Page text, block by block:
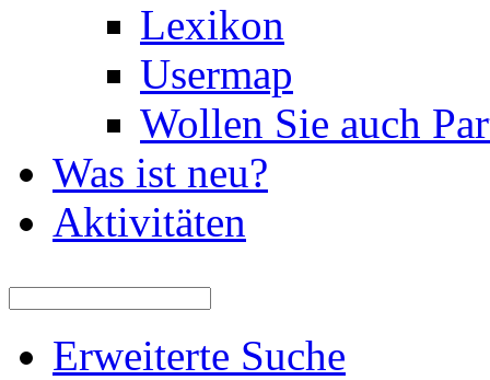
Lexikon
Usermap
Wollen Sie auch
Was ist neu?
Aktivitäten
Erweiterte Suche